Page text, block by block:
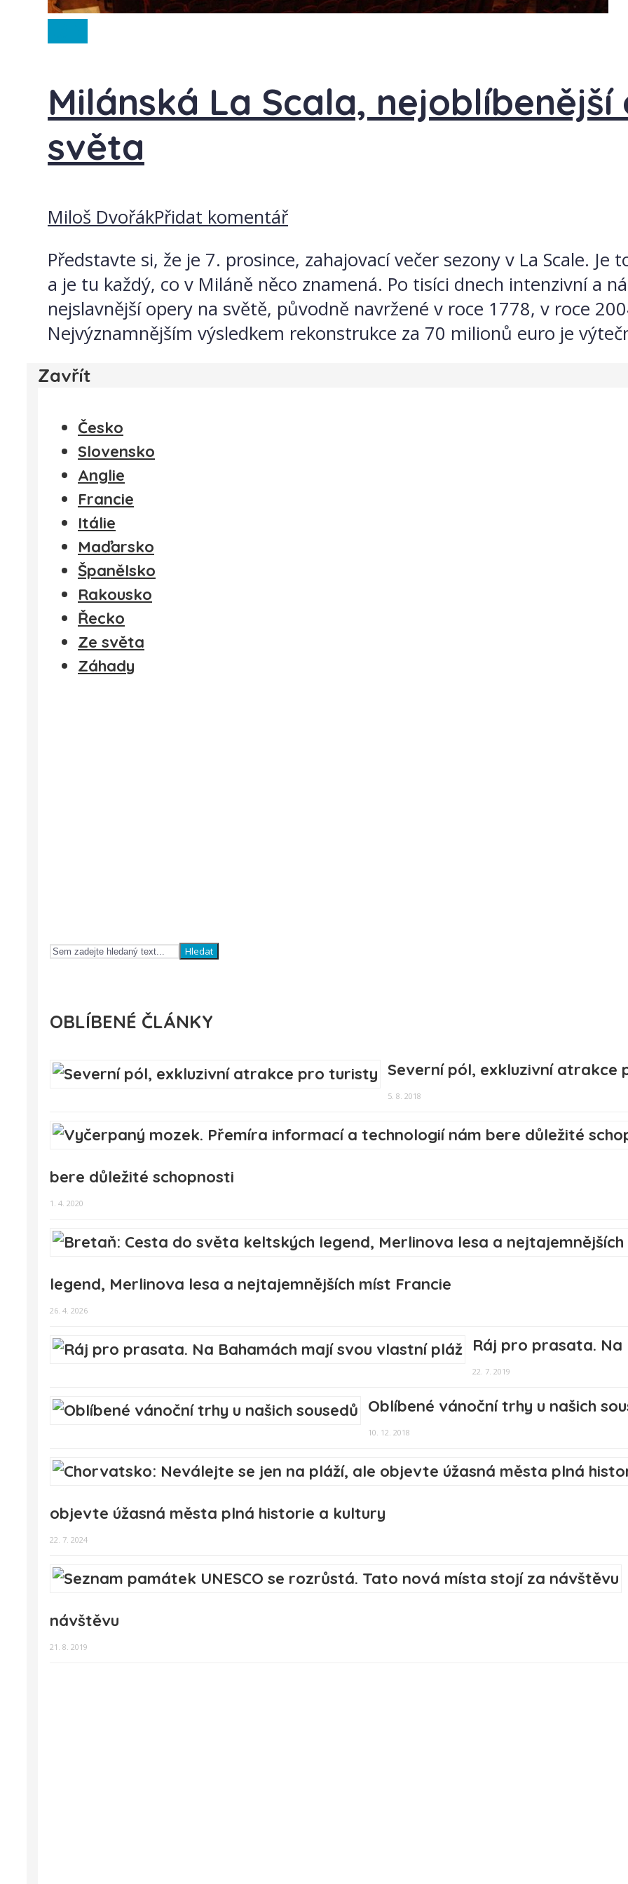
Milánská La Scala,
světa
Miloš DvořákPřidat komentář
Představte si, že je 7. prosince, zahajovací večer sezony v La Scale.
a je tu každý, co v Miláně něco znamená. Po tisíci dnech intenzivní a
nejslavnější opery na světě, původně navržené v roce 1778, v roce
Nejvýznamnějším výsledkem rekonstrukce za 70 milionů euro je
Zavřít
Česko
Slovensko
Anglie
Francie
Itálie
Maďarsko
Španělsko
Rakousko
Řecko
Ze světa
Záhady
Hledat
OBLÍBENÉ ČLÁNKY
Severní pól, exkluzivní atrakce
5. 8. 2018
bere důležité schopnosti
1. 4. 2020
legend, Merlinova lesa a nejtajemnějších míst Francie
26. 4. 2026
Ráj pro prasata. Na
22. 7. 2019
Oblíbené vánoční trhy u našich
10. 12. 2018
objevte úžasná města plná historie a kultury
22. 7. 2024
návštěvu
21. 8. 2019